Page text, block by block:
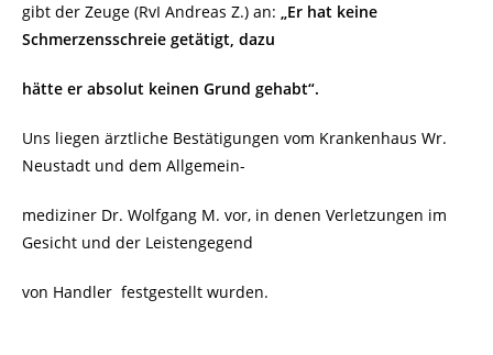
gibt der Zeuge (RvI Andreas Z.) an: „Er hat keine
Schmerzensschreie getätigt, dazu
hätte er absolut keinen Grund gehabt“.
Uns liegen ärztliche Bestätigungen vom Krankenhaus Wr.
Neustadt und dem Allgemein-
mediziner Dr. Wolfgang M. vor, in denen Verletzungen im
Gesicht und der Leistengegend
von Handler festgestellt wurden.